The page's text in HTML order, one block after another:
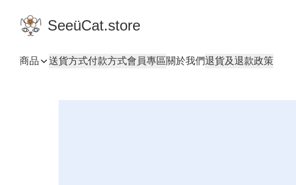
SeeüCat.store
商品 送貨方式付款方式會員專區關於我們退貨及退款政策